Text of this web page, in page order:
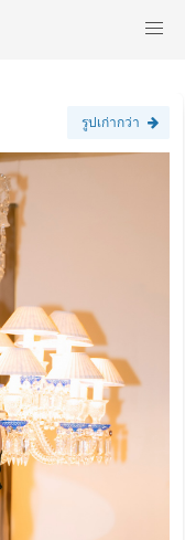
รูปเก่ากว่า